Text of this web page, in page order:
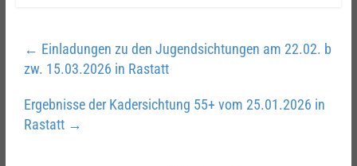
← Einladungen zu den Jugendsichtungen am 22.02. b
zw. 15.03.2026 in Rastatt
Ergebnisse der Kadersichtung 55+ vom 25.01.2026 in
Rastatt →